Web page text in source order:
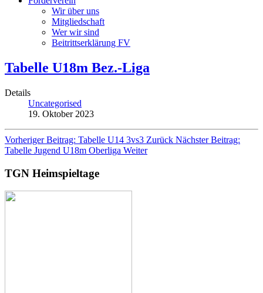
Wir über uns
Mitgliedschaft
Wer wir sind
Beitrittserklärung FV
Tabelle U18m Bez.-Liga
Details
Uncategorised
19. Oktober 2023
Vorheriger Beitrag: Tabelle U14 3vs3 Zurück Nächster Beitrag:
Tabelle Jugend U18m Oberliga Weiter
TGN Heimspieltage